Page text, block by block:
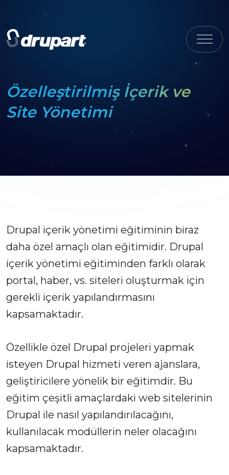
Özelleştirilmiş İçerik ve
Site Yönetimi
Drupal içerik yönetimi eğitiminin biraz
daha özel amaçlı olan eğitimidir. Drupal
içerik yönetimi eğitiminden farklı olarak
portal, haber, vs. siteleri oluşturmak için
gerekli içerik yapılandırmasını
kapsamaktadır.
Özellikle özel Drupal projeleri yapmak
isteyen Drupal hizmeti veren ajanslara,
geliştiricilere yönelik bir eğitimdir. Bu
eğitim çeşitli amaçlardaki web sitelerinin
Drupal ile nasıl yapılandırılacağını,
kullanılacak modüllerin neler olacağını
kapsamaktadır.